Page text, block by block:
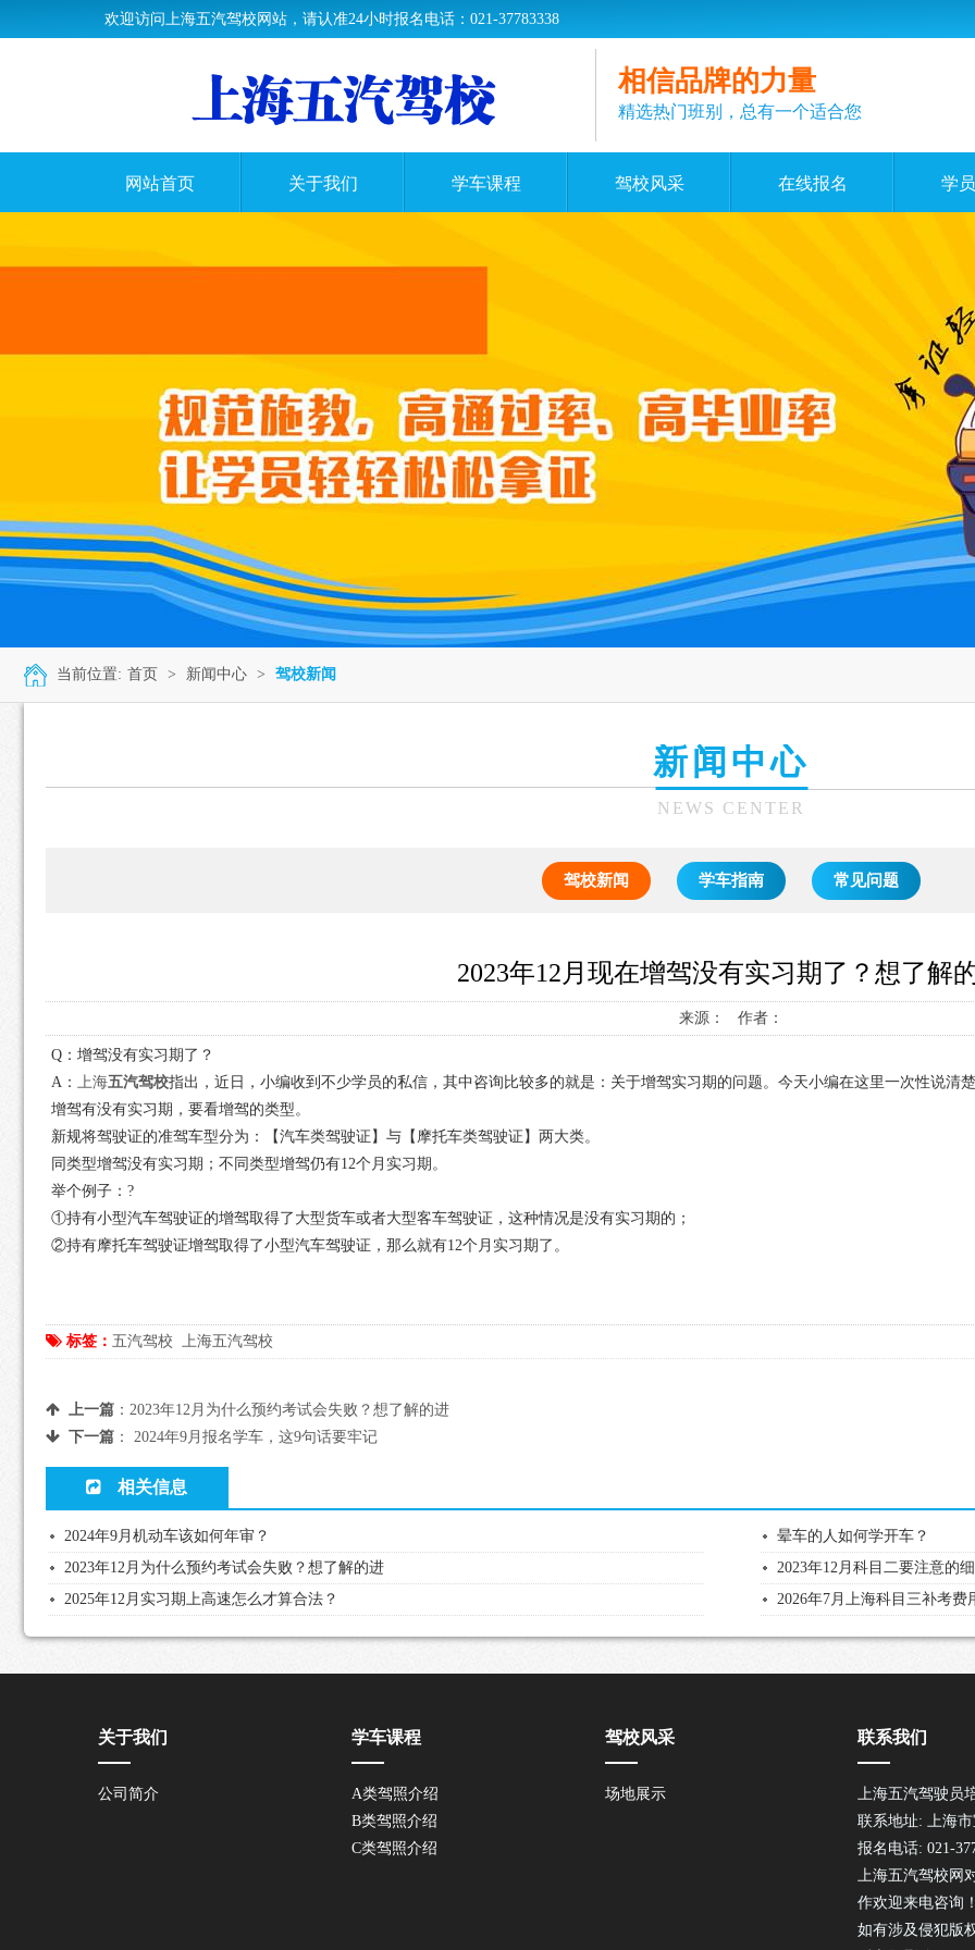
欢迎访问上海五汽驾校网站，请认准24小时报名电话：021-37783338
相信品牌的力量
精选热门班别，总有一个适合您
网站首页 关于我们 学车课程 驾校风采 在线报名 学
当前位置: 首页 > 新闻中心 > 驾校新闻
新闻中心
NEWS CENTER
驾校新闻 学车指南 常见问题
2023年12月现在增驾没有实习期了？想了解
来源： 作者：
Q：增驾没有实习期了？
A：
上海五汽驾校指出，近日，小编收到不少学员的私信，其中咨询比较多的就是：关于增驾实习期的问题。今天小编在这里一次性说清
增驾有没有实习期，要看增驾的类型。
新规将驾驶证的准驾车型分为：【汽车类驾驶证】与【摩托车类驾驶证】两大类。
同类型增驾没有实习期；不同类型增驾仍有12个月实习期。
举个例子：?
①持有小型汽车驾驶证的增驾取得了大型货车或者大型客车驾驶证，这种情况是没有实习期的；
②持有摩托车驾驶证增驾取得了小型汽车驾驶证，那么就有12个月实习期了。
标签： 五汽驾校 上海五汽驾校
上一篇： 2023年12月为什么预约考试会失败？想了解的进
下一篇： 2024年9月报名学车，这9句话要牢记
相关信息
2024年9月机动车该如何年审？
晕车的人如何学开车？
2023年12月为什么预约考试会失败？想了解的进
2023年12月科目二要注意的
2025年12月实习期上高速怎么才算合法？
2026年7月上海科目三补考
关于我们
公司简介
学车课程
A类驾照介绍
B类驾照介绍
C类驾照介绍
驾校风采
场地展示
联系我们
上海五汽驾驶员
联系地址: 上海
报名电话: 021-
上海五汽驾校网
作欢迎来电咨询
如有涉及侵犯版